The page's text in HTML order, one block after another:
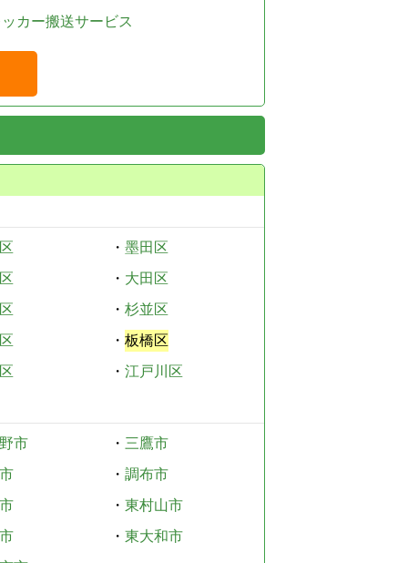
カー搬送サービス
・ 墨田区
・ 大田区
・ 杉並区
・ 板橋区
・ 江戸川区
市 ・ 三鷹市
・ 調布市
・ 東村山市
・ 東大和市